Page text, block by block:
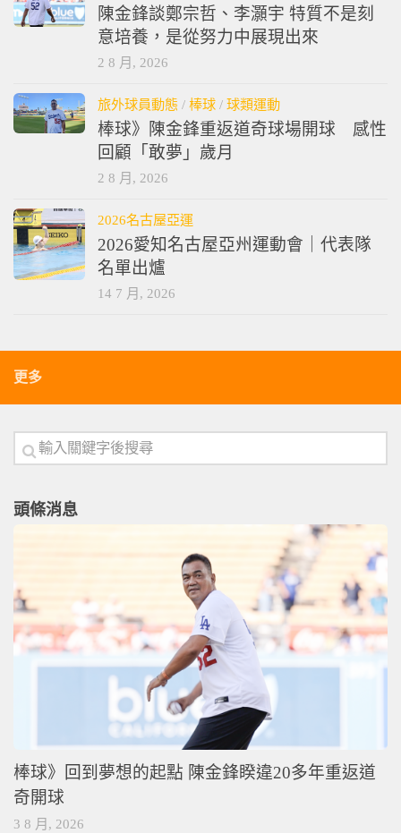
陳金鋒談鄭宗哲、李灝宇 特質不是刻
意培養，是從努力中展現出來
2 8 月, 2026
旅外球員動態 / 棒球 / 球類運動
棒球》陳金鋒重返道奇球場開球 感性
回顧「敢夢」歲月
2 8 月, 2026
2026名古屋亞運
2026愛知名古屋亞州運動會｜代表隊
名單出爐
14 7 月, 2026
更多
頭條消息
棒球》回到夢想的起點 陳金鋒睽違20多年重返道
奇開球
3 8 月, 2026